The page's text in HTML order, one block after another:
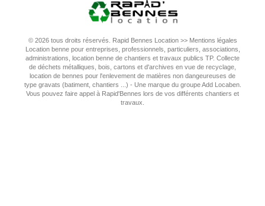
© 2026 tous droits réservés. Rapid Bennes Location >> Mentions légales
Location benne pour entreprises, professionnels, particuliers, associations,
administrations, location benne de chantiers et travaux publics TP. Collecte
de déchets métalliques, bois, cartons et d'archives en vue de recyclage,
location de bennes pour l'enlevement de matières non dangeureuses de
type gravats (batiment, chantiers ...) - Une marque du groupe Add Locaben.
Vous pouvez faire appel à Rapid'Bennes lors de vos différents chantiers et
travaux.